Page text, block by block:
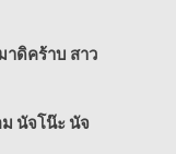
าดิคร้าบ สาว
นัจโน๊ะ นัจ